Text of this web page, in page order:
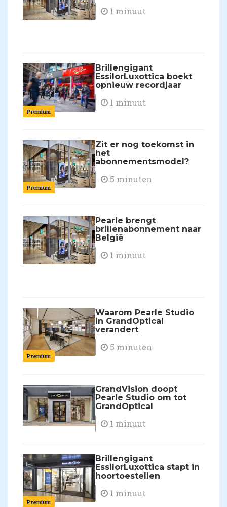
1 minuut
Premium
Brillengigant
EssilorLuxottica boekt
opnieuw recordjaar
1 minuut
Premium
Zit er nog toekomst in
het
abonnementsmodel?
5 minuten
Pearle brengt
brillenabonnement naar
België
1 minuut
Premium
Waarom Pearle Studio
in GrandOptical
verandert
5 minuten
GrandVision doopt
Pearle Studio om tot
GrandOptical
1 minuut
Premium
Brillengigant
EssilorLuxottica stapt in
hoortoestellen
1 minuut